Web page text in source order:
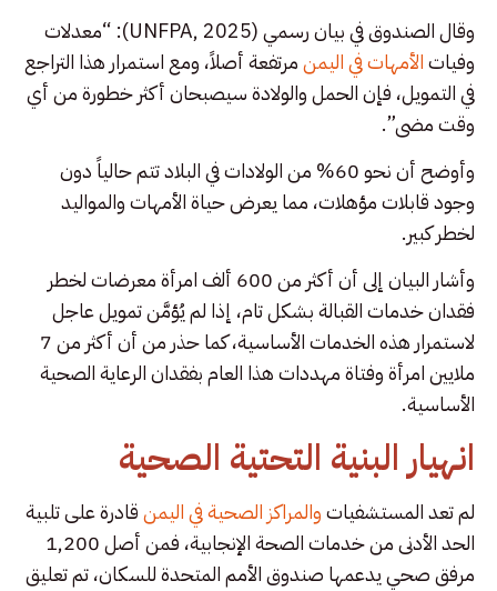
وقال الصندوق في بيان رسمي (UNFPA, 2025): “معدلات
وفياتالأمهات في اليمنمرتفعة أصلاً، ومع استمرار هذا التراجع
في التمويل، فإن الحمل والولادة سيصبحان أكثر خطورة من أي
وقت مضى”.
وأوضح أن نحو 60% من الولادات في البلاد تتم حالياً دون
وجود قابلات مؤهلات، مما يعرض حياة الأمهات والمواليد
لخطر كبير.
وأشار البيان إلى أن أكثر من 600 ألف امرأة معرضات لخطر
فقدان خدمات القبالة بشكل تام، إذا لم يُؤمَّن تمويل عاجل
لاستمرار هذه الخدمات الأساسية، كما حذر من أن أكثر من 7
ملايين امرأة وفتاة مهددات هذا العام بفقدان الرعاية الصحية
الأساسية.
انهيار البنية التحتية الصحية
لم تعد المستشفياتوالمراكز الصحية في اليمنقادرة على تلبية
الحد الأدنى من خدمات الصحة الإنجابية، فمن أصل 1,200
مرفق صحي يدعمها صندوق الأمم المتحدة للسكان، تم تعليق